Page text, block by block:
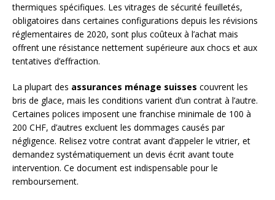
thermiques spécifiques. Les vitrages de sécurité feuilletés,
obligatoires dans certaines configurations depuis les révisions
réglementaires de 2020, sont plus coûteux à l’achat mais
offrent une résistance nettement supérieure aux chocs et aux
tentatives d’effraction.
La plupart des assurances ménage suisses couvrent les
bris de glace, mais les conditions varient d’un contrat à l’autre.
Certaines polices imposent une franchise minimale de 100 à
200 CHF, d’autres excluent les dommages causés par
négligence. Relisez votre contrat avant d’appeler le vitrier, et
demandez systématiquement un devis écrit avant toute
intervention. Ce document est indispensable pour le
remboursement.